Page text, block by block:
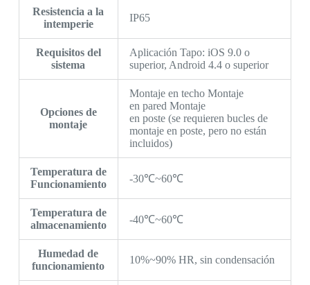
Resistencia a la
intemperie
IP65
Requisitos del
sistema
Aplicación Tapo: iOS 9.0 o
superior, Android 4.4 o superior
Opciones de
montaje
Montaje en techo Montaje
en pared Montaje
en poste (se requieren bucles de
montaje en poste, pero no están
incluidos)
Temperatura de
Funcionamiento
-30℃~60℃
Temperatura de
almacenamiento
-40℃~60℃
Humedad de
funcionamiento
10%~90% HR, sin condensación